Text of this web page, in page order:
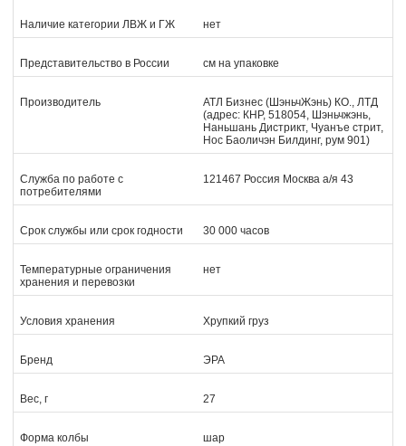
Наличие категории ЛВЖ и ГЖ нет
Представительство в России см на упаковке
Производитель
АТЛ Бизнес (ШэньчЖэнь) КО., ЛТД
(адрес: КНР, 518054, Шэньчжэнь,
Наньшань Дистрикт, Чуанъе стрит,
Нос Баоличэн Билдинг, рум 901)
Служба по работе с
потребителями
121467 Россия Москва а/я 43
Срок службы или срок годности 30 000 часов
Температурные ограничения
хранения и перевозки
нет
Условия хранения Хрупкий груз
Бренд ЭРА
Вес, г 27
Форма колбы шар